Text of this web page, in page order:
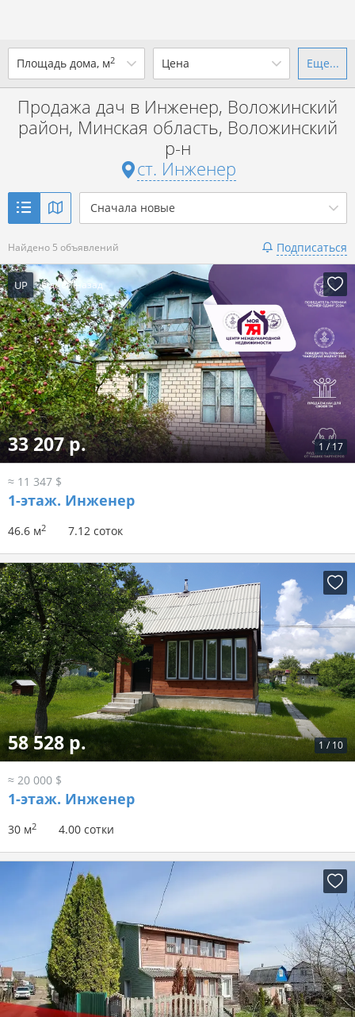
Площадь дома, м2
от до
Показать 5 объявлений
Цена
от до
р. за всё
Показать 5 объявлений
Еще...
Продажа дач в Инженер, Воложинский
район, Минская область, Воложинский
р-н
ст. Инженер
Сначала новые
Найдено 5 объявлений Подписаться
UP 6 дней назад
1 / 17
33 207 р.
≈ 11 347 $
1-этаж. Инженер
46.6 м2 7.12 соток
1 / 10
58 528 р.
≈ 20 000 $
1-этаж. Инженер
30 м2 4.00 сотки
Ваш город -ст. Инженер?
Да Выбрать город